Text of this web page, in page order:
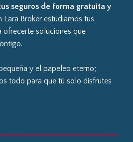
seguros de forma gratuita y
Lara Broker estudiamos tus
ofrecerte soluciones que
y el papeleo eterno;
todo para que tú solo disfrutes